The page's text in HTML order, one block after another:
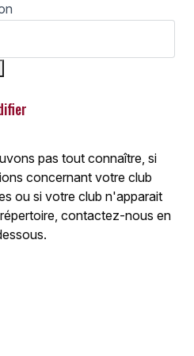
pas tout connaître, si
concernant votre club
ou si votre club n'apparait
contactez-nous en